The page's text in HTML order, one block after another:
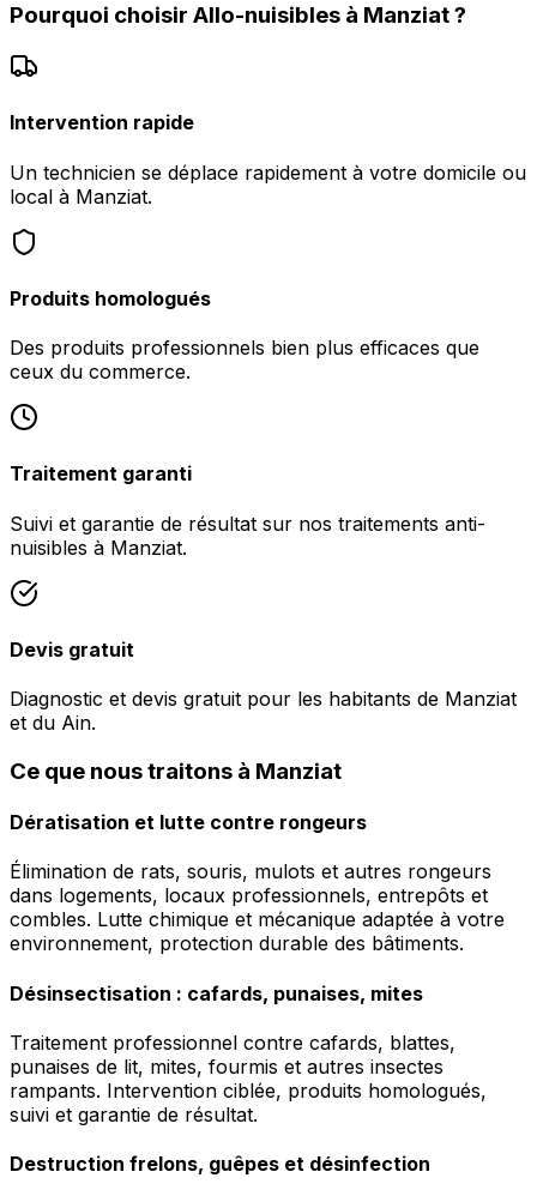
Pourquoi choisir Allo-nuisibles à Manziat?
Intervention rapide
Un technicien se déplace rapidement à votre domicile ou
local à Manziat.
Produits homologués
Des produits professionnels bien plus efficaces que
ceux du commerce.
Traitement garanti
Suivi et garantie de résultat sur nos traitements anti-
nuisibles à Manziat.
Devis gratuit
Diagnostic et devis gratuit pour les habitants de Manziat
et du Ain.
Ce que nous traitons à Manziat
Dératisation et lutte contre rongeurs
Élimination de rats, souris, mulots et autres rongeurs
dans logements, locaux professionnels, entrepôts et
combles. Lutte chimique et mécanique adaptée à votre
environnement, protection durable des bâtiments.
Désinsectisation : cafards, punaises, mites
Traitement professionnel contre cafards, blattes,
punaises de lit, mites, fourmis et autres insectes
rampants. Intervention ciblée, produits homologués,
suivi et garantie de résultat.
Destruction frelons, guêpes et désinfection